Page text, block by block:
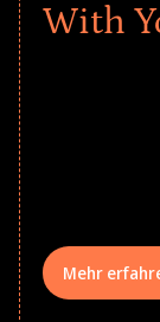
With
Mehr